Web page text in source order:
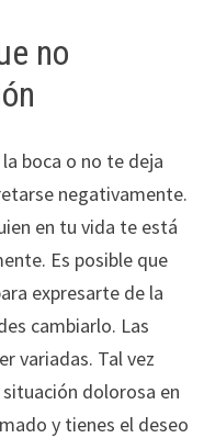
no
boca o no te deja
negativamente.
en tu vida te está
Es posible que
expresarte de la
cambiarlo. Las
variadas. Tal vez
dolorosa en
y tienes el deseo